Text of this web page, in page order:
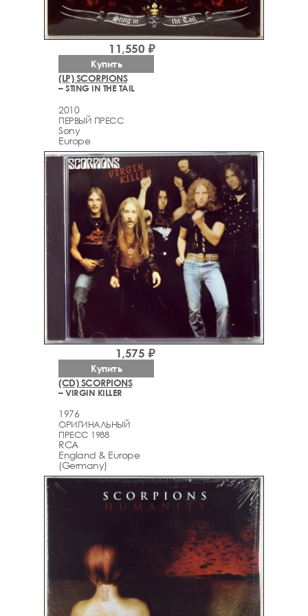
(LP) SCORPIONS
– STING IN THE TAIL
2010
ПЕРВЫЙ ПРЕСС
Sony
Europe
11,550 ₽
Купить
(CD) SCORPIONS
– VIRGIN KILLER
1976
ОРИГИНАЛЬНЫЙ
ПРЕСС 1988
RCA
England & Europe
(Germany)
1,575 ₽
Купить